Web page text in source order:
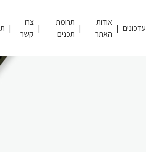
עדכונים
אודות
האתר
תרומת
תכנים
צרו
קשר